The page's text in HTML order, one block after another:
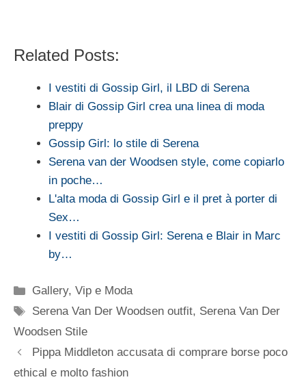
Related Posts:
I vestiti di Gossip Girl, il LBD di Serena
Blair di Gossip Girl crea una linea di moda
preppy
Gossip Girl: lo stile di Serena
Serena van der Woodsen style, come copiarlo
in poche…
L'alta moda di Gossip Girl e il pret à porter di
Sex…
I vestiti di Gossip Girl: Serena e Blair in Marc
by…
Categorie
Gallery,Vip e Moda
Tag
Serena Van Der Woodsen outfit, Serena Van Der
Woodsen Stile
Pippa Middleton accusata di comprare borse poco
ethical e molto fashion